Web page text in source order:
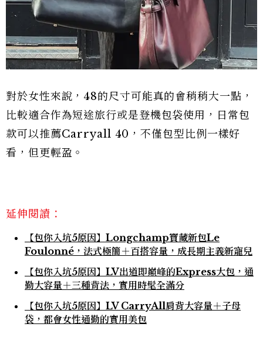
對於女性來說，48的尺寸可能真的會稍稍大一點，
比較適合作為短途旅行或是登機包袋使用，日常包
款可以推薦Carryall 40，不僅包型比例一樣好
看，但更輕盈。
延伸閱讀：
【包你入坑5原因】Longchamp寶藏新包Le
Foulonné，法式極簡＋百搭容量，成長期主義新寵兒
【包你入坑5原因】LV出道即巔峰的Express大包，通
勤大容量＋三種背法，實用時髦全滿分
【包你入坑5原因】LV CarryAll肩背大容量＋子母
袋，都會女性通勤的實用美包